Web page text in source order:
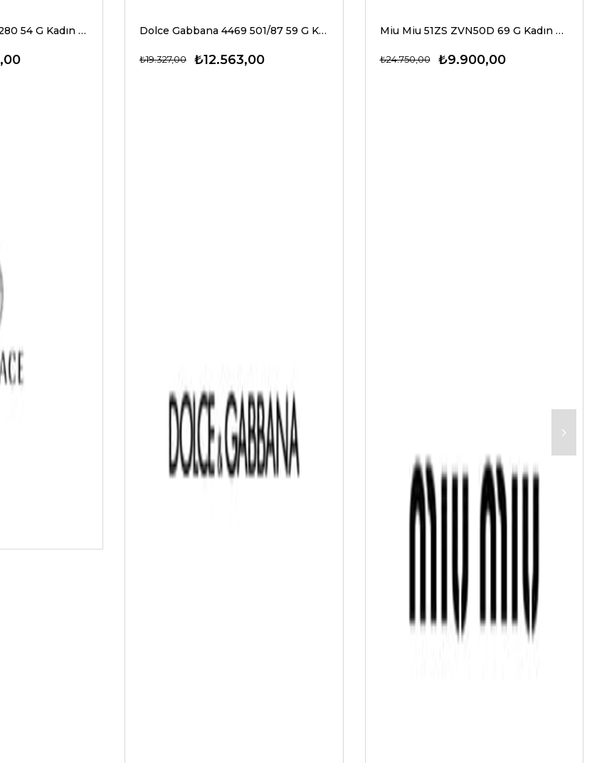
Versace 4466U 546280 54 G Kadın Güneş Gözlükleri Dolce Gabbana 4469 501/87 59 G Kadın Güneş Gözlükleri
₺12.563,00
₺19.327,00
Miu Miu 51ZS ZVN50D 69 G Kadın Güneş Gözlükleri
₺9.900,00
₺24.750,00